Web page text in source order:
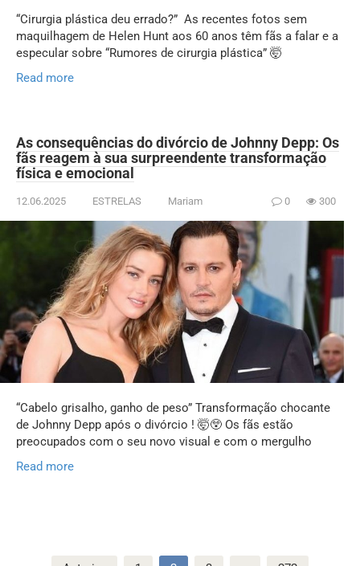
“Cirurgia plástica deu errado?” As recentes fotos sem
maquilhagem de Helen Hunt aos 60 anos têm fãs a falar e a
especular sobre “Rumores de cirurgia plástica” 🤯
Read more
As consequências do divórcio de Johnny Depp: Os
fãs reagem à sua surpreendente transformação
física e emocional
12.06.2025 ESTRELAS Mariam 0 300
“Cabelo grisalho, ganho de peso” Transformação chocante
de Johnny Depp após o divórcio ! 🤯😲 Os fãs estão
preocupados com o seu novo visual e com o mergulho
Read more
Paginação